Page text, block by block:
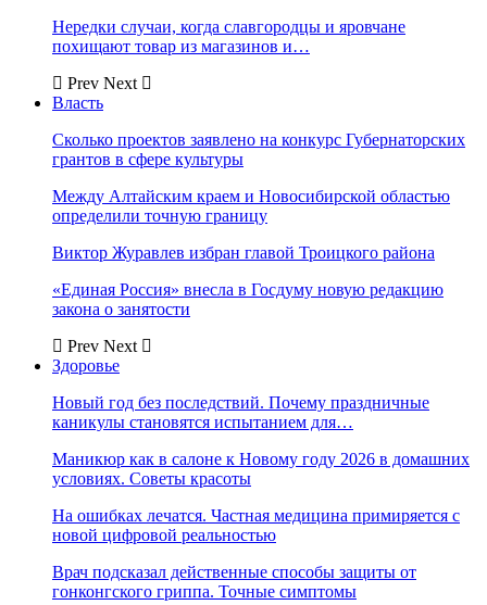
Нередки случаи, когда славгородцы и яровчане
похищают товар из магазинов и…
Prev Next
Власть
Сколько проектов заявлено на конкурс Губернаторских
грантов в сфере культуры
Между Алтайским краем и Новосибирской областью
определили точную границу
Виктор Журавлев избран главой Троицкого района
«Единая Россия» внесла в Госдуму новую редакцию
закона о занятости
Prev Next
Здоровье
Новый год без последствий. Почему праздничные
каникулы становятся испытанием для…
Маникюр как в салоне к Новому году 2026 в домашних
условиях. Советы красоты
На ошибках лечатся. Частная медицина примиряется с
новой цифровой реальностью
Врач подсказал действенные способы защиты от
гонконгского гриппа. Точные симптомы